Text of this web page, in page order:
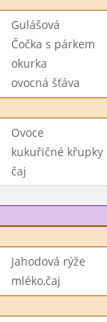
Gulášová
Čočka s párkem
okurka
ovocná šťáva
Ovoce
kukuřičné křupky
čaj
Jahodová rýže
mléko,čaj